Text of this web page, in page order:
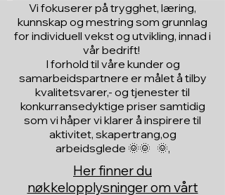
Vi fokuserer på trygghet, læring,
kunnskap og mestring som grunnlag
for individuell vekst og utvikling, innad i
vår bedrift!
I forhold til våre kunder og
samarbeidspartnere er målet å tilby
kvalitetsvarer,- og tjenester til
konkurransedyktige priser samtidig
som vi håper vi klarer å inspirere til
aktivitet, skapertrang,og
arbeidsglede 🌞🌞 🌞,
Her finner du
nøkkelopplysninger om vårt